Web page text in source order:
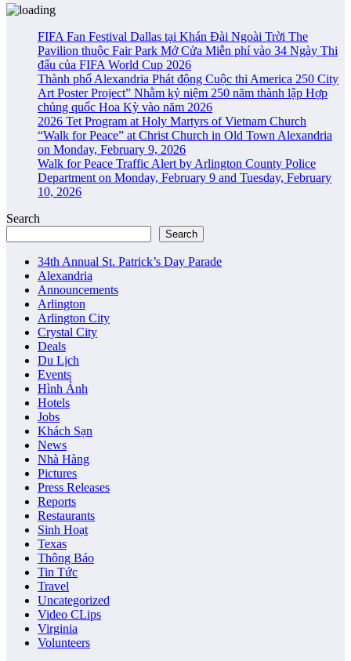
FIFA Fan Festival Dallas tại Khán Đài Ngoài Trời The
Pavilion thuộc Fair Park Mở Cửa Miễn phí vào 34 Ngày Thi
đấu của FIFA World Cup 2026
Thành phố Alexandria Phát động Cuộc thi America 250 City
Art Poster Project” Nhằm kỷ niệm 250 năm thành lập Hợp
chủng quốc Hoa Kỳ vào năm 2026
2026 Tet Program at Holy Martyrs of Vietnam Church
“Walk for Peace” at Christ Church in Old Town Alexandria
on Monday, February 9, 2026
Walk for Peace Traffic Alert by Arlington County Police
Department on Monday, February 9 and Tuesday, February
10, 2026
Search
Search
34th Annual St. Patrick’s Day Parade
Alexandria
Announcements
Arlington
Arlington City
Crystal City
Deals
Du Lịch
Events
Hình Ảnh
Hotels
Jobs
Khách Sạn
News
Nhà Hàng
Pictures
Press Releases
Reports
Restaurants
Sinh Hoạt
Texas
Thông Báo
Tin Tức
Travel
Uncategorized
Video CLips
Virginia
Volunteers